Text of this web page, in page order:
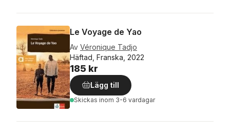
Le Voyage de Yao
Av Véronique Tadjo
Häftad, Franska, 2022
185 kr
Lägg till
Skickas inom 3-6 vardagar